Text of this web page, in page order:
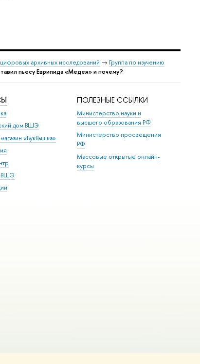
архивных исследований → Группа по изучению
пьесу Еврипида «Медея» и почему?
дом ВШЭ
«БукВышка»
ВШЭ
ПОЛЕЗНЫЕ ССЫЛКИ
Министерство науки и
высшего образования РФ
Министерство просвещения
РФ
Массовые открытые онлайн-
курсы